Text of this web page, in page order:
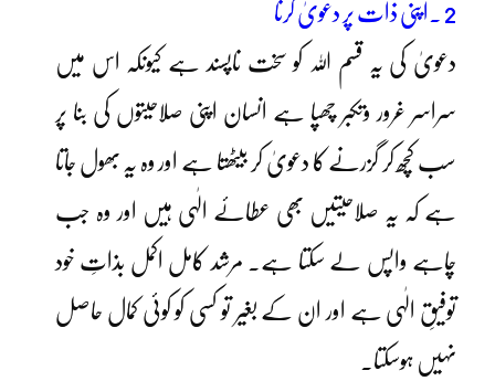
2 ۔اپنی ذات پر دعویٰ کرنا
دعویٰ کی یہ قسم اللہ کو سخت ناپسند ہے کیونکہ اس میں
سراسر غرور وتکبر چھپا ہے انسان اپنی صلاحیتوں کی بنا پر
سب کچھ کر گزرنے کا دعویٰ کر بیٹھتا ہے اور وہ یہ بھول جاتا
ہے کہ یہ صلاحیتیں بھی عطائے الٰہی ہیں اور وہ جب
چاہے واپس لے سکتا ہے۔ مرشد کامل اکمل بذاتِ خود
توفیقِ الٰہی ہے اور ان کے بغیر تو کسی کو کوئی کمال حاصل
نہیں ہوسکتا۔